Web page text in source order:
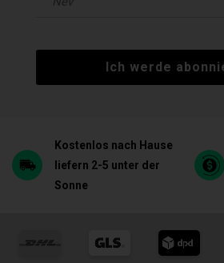
Ich werde
Kostenlos nach Hause
liefern 2-5 unter der
Sonne